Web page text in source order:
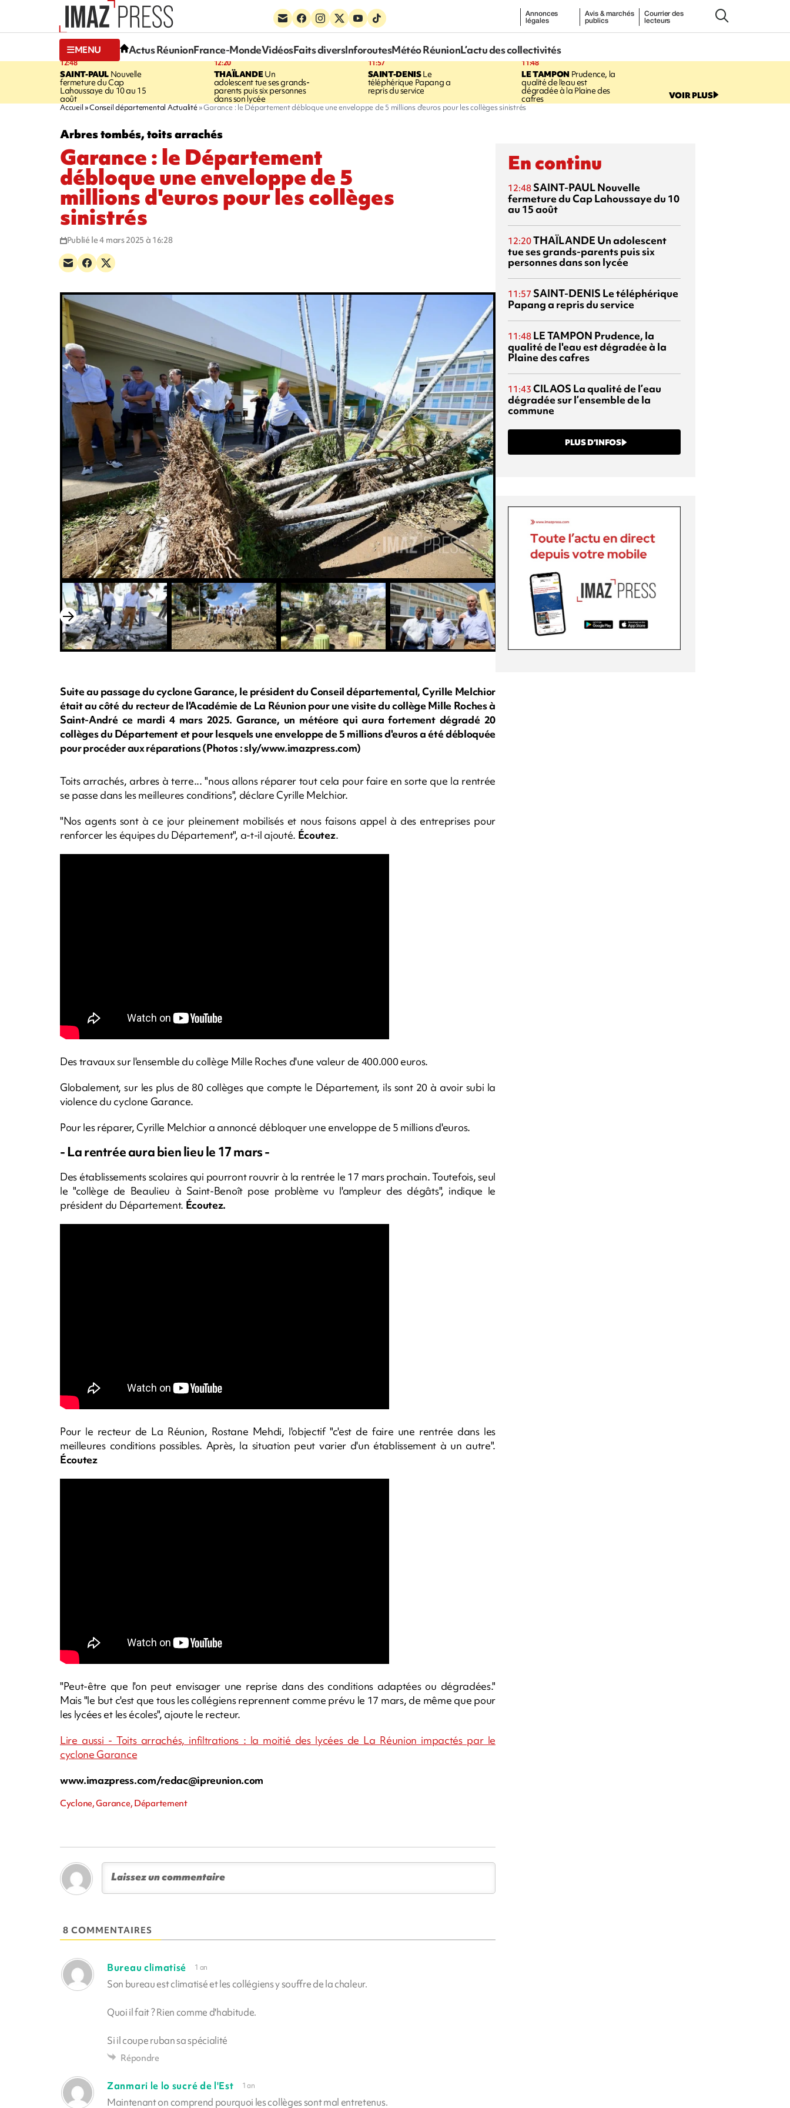
Annonces
légales
Avis & marchés
publics
Courrier des
lecteurs
MENU Actus RéunionFrance-MondeVidéosFaits diversInforoutesMétéo RéunionL’actu des collectivités
12:48
SAINT-PAUL Nouvelle
fermeture du Cap
Lahoussaye du 10 au 15
août
12:20
THAÏLANDEUn
adolescent tue ses grands-
parents puis six personnes
dans son lycée
11:57
SAINT-DENISLe
téléphérique Papang a
repris du service
11:48
LE TAMPONPrudence, la
qualité de l'eau est
dégradée à la Plaine des
cafres VOIR PLUS
Accueil Conseil départemental Actualité Garance : le Département débloque une enveloppe de 5 millions d'euros pour les collèges sinistrés
Arbres tombés, toits arrachés
Garance : le Département
débloque une enveloppe de 5
millions d'euros pour les collèges
sinistrés
Publié le 4 mars 2025 à 16:28
Suite au passage du cyclone Garance, le président du Conseil départemental, Cyrille Melchior
était au côté du recteur de l'Académie de La Réunion pour une visite du collège Mille Roches à
Saint-André ce mardi 4 mars 2025. Garance, un météore qui aura fortement dégradé 20
collèges du Département et pour lesquels une enveloppe de 5 millions d'euros a été débloquée
pour procéder aux réparations (Photos : sly/www.imazpress.com)
Toits arrachés, arbres à terre... "nous allons réparer tout cela pour faire en sorte que la rentrée
se passe dans les meilleures conditions", déclare Cyrille Melchior.
"Nos agents sont à ce jour pleinement mobilisés et nous faisons appel à des entreprises pour
renforcer les équipes du Département", a-t-il ajouté. Écoutez.
Des travaux sur l'ensemble du collège Mille Roches d'une valeur de 400.000 euros.
Globalement, sur les plus de 80 collèges que compte le Département, ils sont 20 à avoir subi la
violence du cyclone Garance.
Pour les réparer, Cyrille Melchior a annoncé débloquer une enveloppe de 5 millions d'euros.
- La rentrée aura bien lieu le 17 mars -
Des établissements scolaires qui pourront rouvrir à la rentrée le 17 mars prochain. Toutefois, seul
le "collège de Beaulieu à Saint-Benoît pose problème vu l'ampleur des dégâts", indique le
président du Département. Écoutez.
Pour le recteur de La Réunion, Rostane Mehdi, l'objectif "c'est de faire une rentrée dans les
meilleures conditions possibles. Après, la situation peut varier d'un établissement à un autre".
Écoutez
"Peut-être que l'on peut envisager une reprise dans des conditions adaptées ou dégradées."
Mais "le but c'est que tous les collégiens reprennent comme prévu le 17 mars, de même que pour
les lycées et les écoles", ajoute le recteur.
Lire aussi - Toits arrachés, infiltrations : la moitié des lycées de La Réunion impactés par le
cyclone Garance
www.imazpress.com/redac@ipreunion.com
Cyclone, Garance, Département
8 COMMENTAIRES
Bureau climatisé 1 an
Son bureau est climatisé et les collégiens y souffre de la chaleur.
Quoi il fait ? Rien comme d'habitude.
Si il coupe ruban sa spécialité
Répondre
Zanmari le lo sucré de l'Est 1 an
Maintenant on comprend pourquoi les collèges sont mal entretenus.
En continu
12:48 SAINT-PAULNouvelle
fermeture du Cap Lahoussaye du 10
au 15 août
12:20THAÏLANDE Un adolescent
tue ses grands-parents puis six
personnes dans son lycée
11:57 SAINT-DENIS Le téléphérique
Papang a repris du service
11:48 LE TAMPON Prudence, la
qualité de l'eau est dégradée à la
Plaine des cafres
11:43 CILAOS La qualité de l’eau
dégradée sur l’ensemble de la
commune
PLUS D’INFOS